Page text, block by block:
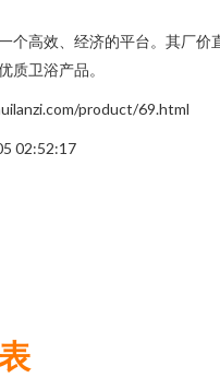
高效、经济的平台。其厂
质卫浴产品。
product/69.html
02:52:17